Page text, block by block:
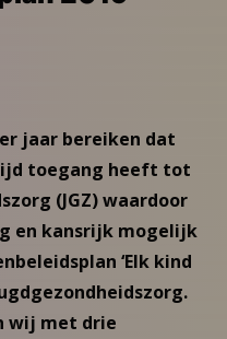
jaar bereiken dat
toegang heeft tot
(JGZ) waardoor
en kansrijk mogelijk
‘Elk kind
wij met drie